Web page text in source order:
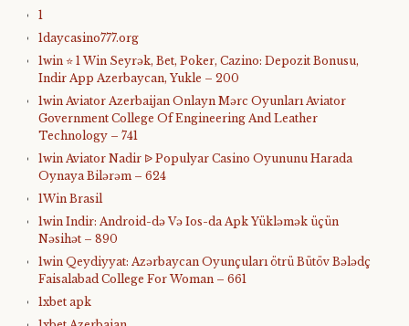
1
1daycasino777.org
1win ⭐ 1 Win Seyrək, Bet, Poker, Cazino: Depozit Bonusu,
Indir App Azerbaycan, Yukle – 200
1win Aviator Azerbaijan Onlayn Mərc Oyunları Aviator
Government College Of Engineering And Leather
Technology – 741
1win Aviator Nadir ᐉ Populyar Casino Oyununu Harada
Oynaya Bilərəm – 624
1Win Brasil
1win Indir: Android-də Və Ios-da Apk Yükləmək üçün
Nəsihət – 890
1win Qeydiyyat: Azərbaycan Oyunçuları ötrü Bütöv Bələdç
Faisalabad College For Woman – 661
1xbet apk